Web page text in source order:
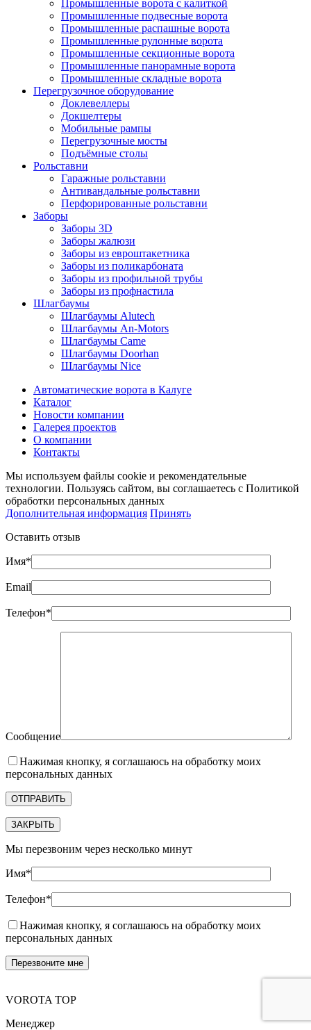
Промышленные ворота с калиткой
Промышленные подвесные ворота
Промышленные распашные ворота
Промышленные рулонные ворота
Промышленные секционные ворота
Промышленные панорамные ворота
Промышленные складные ворота
Перегрузочное оборудование
Доклевеллеры
Докшелтеры
Мобильные рампы
Перегрузочные мосты
Подъёмные столы
Рольставни
Гаражные рольставни
Антивандальные рольставни
Перфорированные рольставни
Заборы
Заборы 3D
Заборы жалюзи
Заборы из евроштакетника
Заборы из поликарбоната
Заборы из профильной трубы
Заборы из профнастила
Шлагбаумы
Шлагбаумы Alutech
Шлагбаумы An-Motors
Шлагбаумы Came
Шлагбаумы Doorhan
Шлагбаумы Nice
Автоматические ворота в Калуге
Каталог
Новости компании
Галерея проектов
О компании
Контакты
Мы используем файлы cookie и рекомендательные
технологии. Пользуясь сайтом, вы соглашаетесь с Политикой
обработки персональных данных
Дополнительная информация Принять
Оставить отзыв
Имя*
Email
Телефон*
Сообщение
Нажимая кнопку, я соглашаюсь на обработку моих
персональных данных
ЗАКРЫТЬ
Мы перезвоним через несколько минут
Имя*
Телефон*
Нажимая кнопку, я соглашаюсь на обработку моих
персональных данных
VOROTA TOP
Менеджер